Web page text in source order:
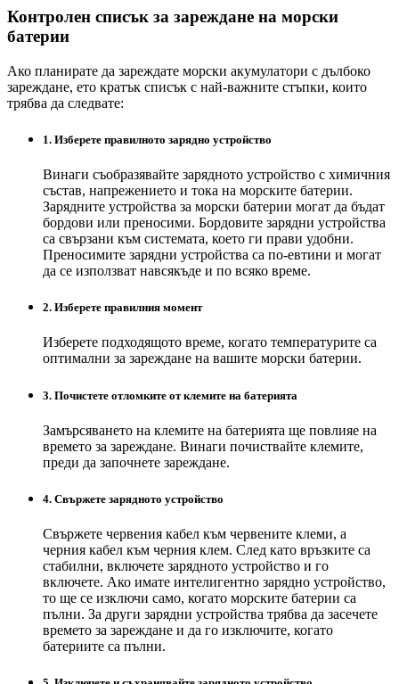
Контролен списък за зареждане на морски
батерии
Ако планирате да зареждате морски акумулатори с дълбоко
зареждане, ето кратък списък с най-важните стъпки, които
трябва да следвате:
1. Изберете правилното зарядно устройство
Винаги съобразявайте зарядното устройство с химичния
състав, напрежението и тока на морските батерии.
Зарядните устройства за морски батерии могат да бъдат
бордови или преносими. Бордовите зарядни устройства
са свързани към системата, което ги прави удобни.
Преносимите зарядни устройства са по-евтини и могат
да се използват навсякъде и по всяко време.
2. Изберете правилния момент
Изберете подходящото време, когато температурите са
оптимални за зареждане на вашите морски батерии.
3. Почистете отломките от клемите на батерията
Замърсяването на клемите на батерията ще повлияе на
времето за зареждане. Винаги почиствайте клемите,
преди да започнете зареждане.
4. Свържете зарядното устройство
Свържете червения кабел към червените клеми, а
черния кабел към черния клем. След като връзките са
стабилни, включете зарядното устройство и го
включете. Ако имате интелигентно зарядно устройство,
то ще се изключи само, когато морските батерии са
пълни. За други зарядни устройства трябва да засечете
времето за зареждане и да го изключите, когато
батериите са пълни.